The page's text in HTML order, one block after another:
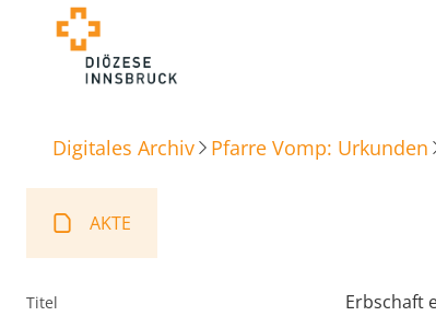
Digitales Archiv Pfarre Vomp: Urkunden
AKTE
Titel Erbschaft